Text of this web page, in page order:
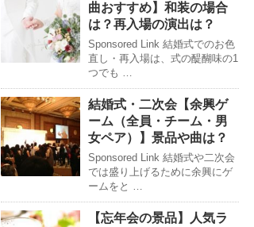
曲おすすめ】和装の場合
は？再入場の演出は？
Sponsored Link 結婚式でのお色
直し・再入場は、式の醍醐味の1
つでも …
結婚式・二次会【余興ゲ
ーム（全員・チーム・男
女ペア）】景品や曲は？
Sponsored Link 結婚式や二次会
では盛り上げるために余興にゲ
ームをと …
【忘年会の景品】人気ラ